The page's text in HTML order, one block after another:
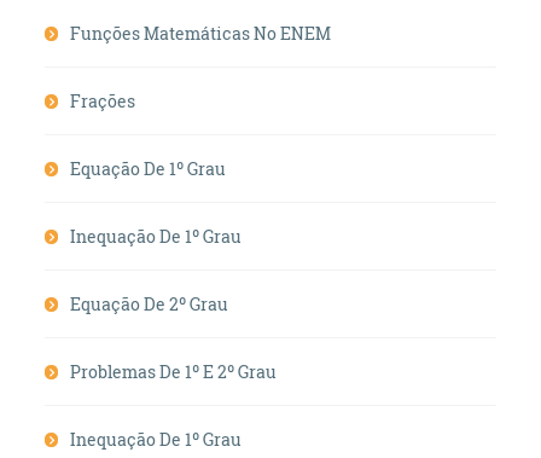
Funções Matemáticas No ENEM
Frações
Equação De 1º Grau
Inequação De 1º Grau
Equação De 2º Grau
Problemas De 1º E 2º Grau
Inequação De 1º Grau